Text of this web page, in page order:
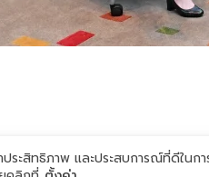
ระสิทธิภาพ และประสบการณ์ที่ดีใน